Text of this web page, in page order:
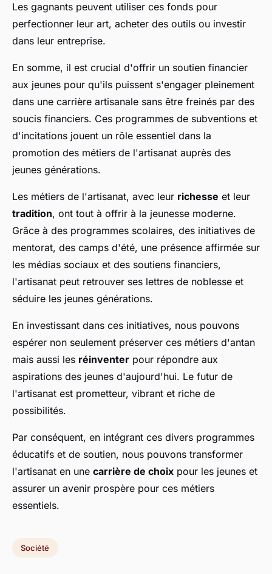
Les gagnants peuvent utiliser ces fonds pour
perfectionner leur art, acheter des outils ou investir
dans leur entreprise.
En somme, il est crucial d'offrir un soutien financier
aux jeunes pour qu'ils puissent s'engager pleinement
dans une carrière artisanale sans être freinés par des
soucis financiers. Ces programmes de subventions et
d'incitations jouent un rôle essentiel dans la
promotion des métiers de l'artisanat auprès des
jeunes générations.
Les métiers de l'artisanat, avec leur richesse et leur
tradition, ont tout à offrir à la jeunesse moderne.
Grâce à des programmes scolaires, des initiatives de
mentorat, des camps d'été, une présence affirmée sur
les médias sociaux et des soutiens financiers,
l'artisanat peut retrouver ses lettres de noblesse et
séduire les jeunes générations.
En investissant dans ces initiatives, nous pouvons
espérer non seulement préserver ces métiers d'antan
mais aussi les réinventer pour répondre aux
aspirations des jeunes d'aujourd'hui. Le futur de
l'artisanat est prometteur, vibrant et riche de
possibilités.
Par conséquent, en intégrant ces divers programmes
éducatifs et de soutien, nous pouvons transformer
l'artisanat en une carrière de choix pour les jeunes et
assurer un avenir prospère pour ces métiers
essentiels.
Société